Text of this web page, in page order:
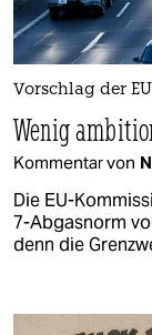
Vorschlag der
Wenig
Kommentar von
Die EU-
7-Abgasnorm
denn die